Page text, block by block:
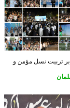
نسل مؤمن و